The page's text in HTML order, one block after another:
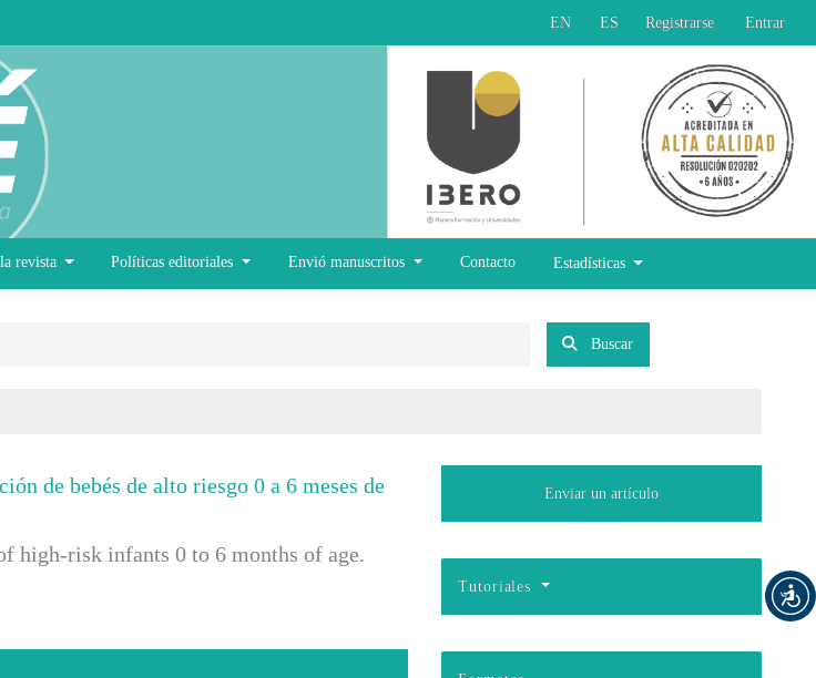
EN ES Registrarse Entrar
revista Políticas editoriales Envió manuscritos Contacto Estadísticas
Buscar
de bebés de alto riesgo 0 a 6 meses de
high-risk infants 0 to 6 months of age.
Enviar un artículo
Tutoriales